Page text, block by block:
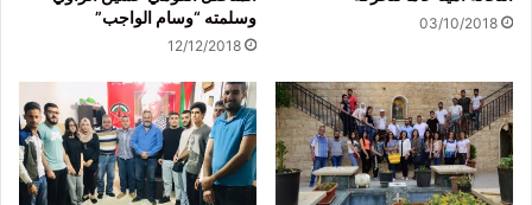
03/10/2018
وسلمته “وسام الواجب”
12/12/2018